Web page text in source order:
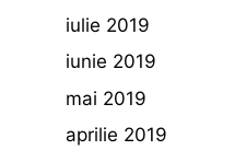
iulie 2019
iunie 2019
mai 2019
aprilie 2019